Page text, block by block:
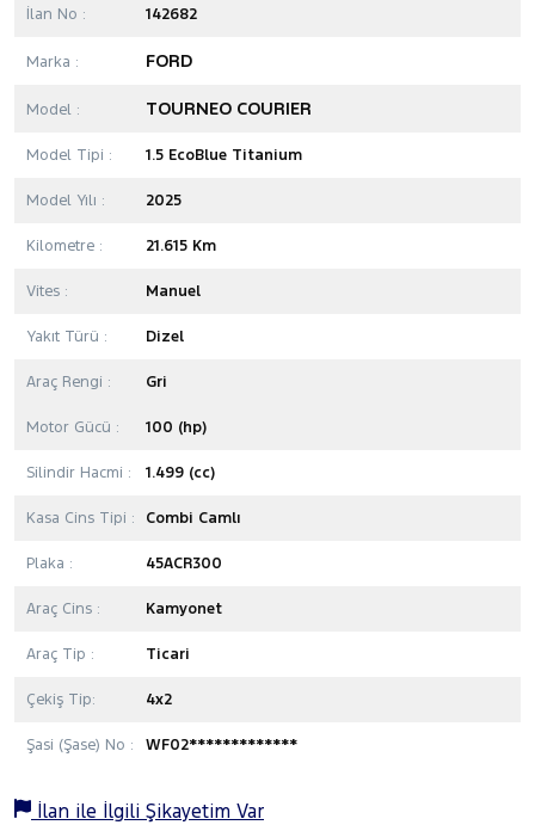
İlan No : 142682
Marka : FORD
Model : TOURNEO COURIER
Model Tipi : 1.5 EcoBlue Titanium
Model Yılı : 2025
Kilometre : 21.615 Km
Vites : Manuel
Yakıt Türü : Dizel
Araç Rengi : Gri
Motor Gücü : 100 (hp)
Silindir Hacmi : 1.499 (cc)
Kasa Cins Tipi : Combi Camlı
Plaka : 45ACR300
Araç Cins : Kamyonet
Araç Tip : Ticari
Çekiş Tip: 4x2
Şasi (Şase) No : WF02*************
İlan ile İlgili Şikayetim Var